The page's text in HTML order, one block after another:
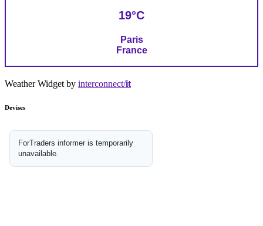
19°C
Paris
France
Weather Widget by interconnect/it
Devises